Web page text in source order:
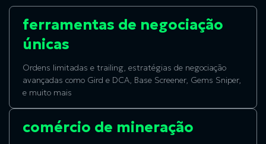
ferramentas de negociação
únicas
Ordens limitadas e trailing, estratégias de negociação
avançadas como Gird e DCA, Base Screener, Gems Sniper,
e muito mais
comércio de mineração